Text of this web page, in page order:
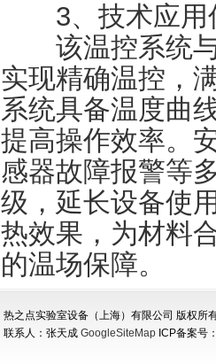
​​3、技术应用
该温控系统与
实现精确温控，
系统具备温度曲
提高操作效率。
感器故障报警等
级，延长设备使
热效果，为材料
的温场保障。
热之点实验室设备（上海）有限公司 版权
联系人：张天成 GoogleSiteMap ICP备案号